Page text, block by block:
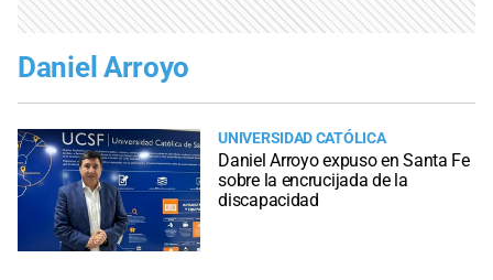
Daniel Arroyo
UNIVERSIDAD CATÓLICA
Daniel Arroyo expuso en Santa Fe
sobre la encrucijada de la
discapacidad